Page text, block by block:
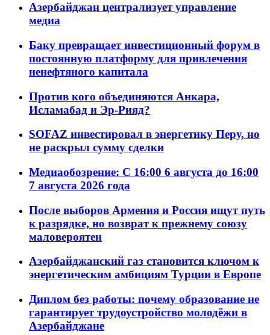
Азербайджан централизует управление
медиа
Баку превращает инвестиционный форум в
постоянную платформу для привлечения
ненефтяного капитала
Против кого объединяются Анкара,
Исламабад и Эр-Рияд?
SOFAZ инвестировал в энергетику Перу, но
не раскрыл сумму сделки
Медиаобозрение: С 16:00 6 августа до 16:00
7 августа 2026 года
После выборов Армения и Россия ищут путь
к разрядке, но возврат к прежнему союзу
маловероятен
Азербайджанский газ становится ключом к
энергетическим амбициям Турции в Европе
Диплом без работы: почему образование не
гарантирует трудоустройство молодёжи в
Азербайджане